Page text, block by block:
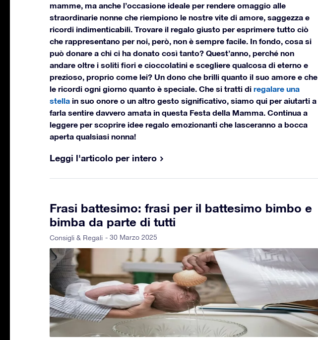
mamme, ma anche l’occasione ideale per rendere omaggio alle
straordinarie nonne che riempiono le nostre vite di amore, saggezza e
ricordi indimenticabili. Trovare il regalo giusto per esprimere tutto ciò
che rappresentano per noi, però, non è sempre facile. In fondo, cosa si
può donare a chi ci ha donato così tanto? Quest’anno, perché non
andare oltre i soliti fiori e cioccolatini e scegliere qualcosa di eterno e
prezioso, proprio come lei? Un dono che brilli quanto il suo amore e che
le ricordi ogni giorno quanto è speciale. Che si tratti di regalare una
stella in suo onore o un altro gesto significativo, siamo qui per aiutarti a
farla sentire davvero amata in questa Festa della Mamma. Continua a
leggere per scoprire idee regalo emozionanti che lasceranno a bocca
aperta qualsiasi nonna!
Leggi l'articolo per intero
Frasi battesimo: frasi per il battesimo bimbo e
bimba da parte di tutti
Consigli & Regali - 30 Marzo 2025